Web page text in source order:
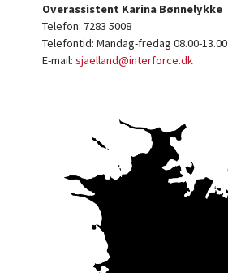
Overassistent Karina Bønnelykke
Telefon: 7283 5008
Telefontid: Mandag-fredag 08.00-13.00
E-mail: sjaelland@interforce.dk